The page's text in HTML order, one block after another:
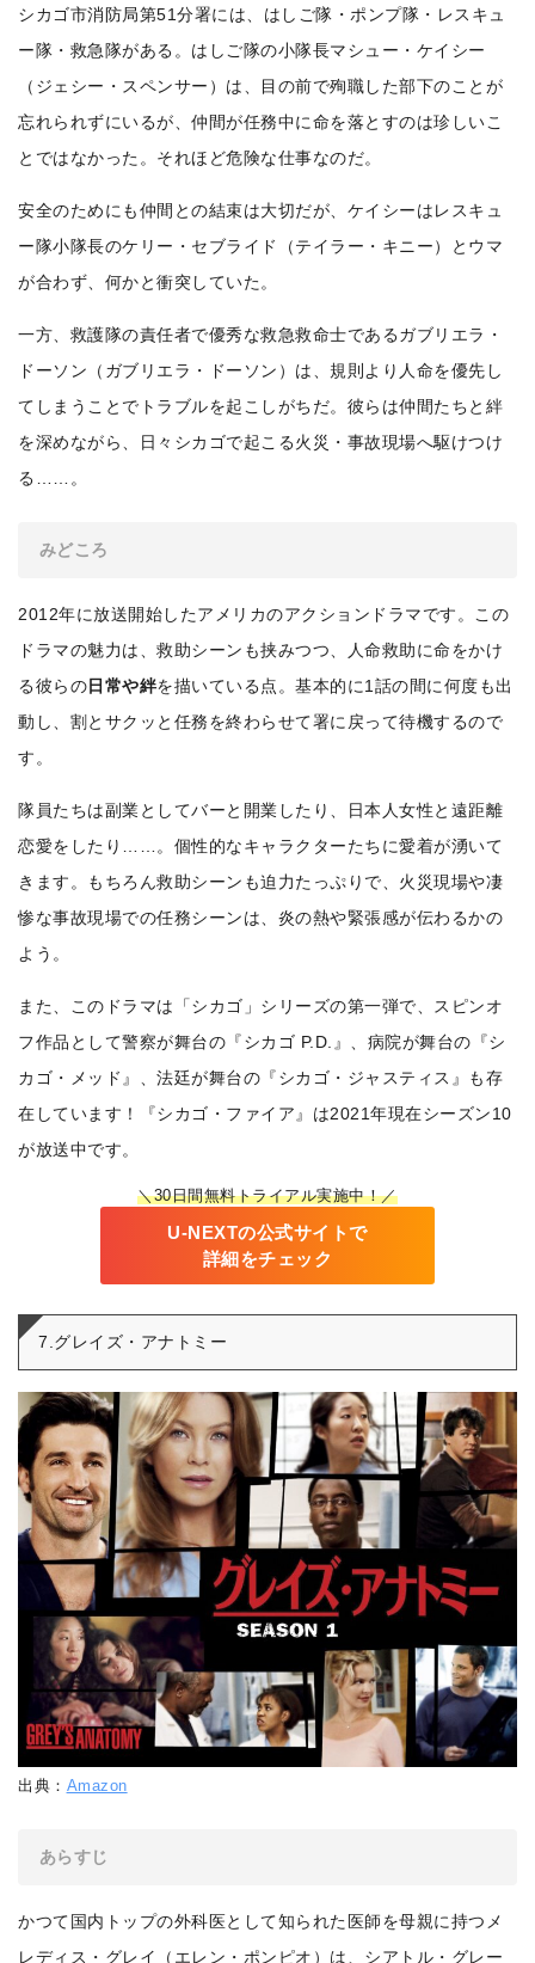
シカゴ市消防局第51分署には、はしご隊・ポンプ隊・レスキュ
ー隊・救急隊がある。はしご隊の小隊長マシュー・ケイシー
（ジェシー・スペンサー）は、目の前で殉職した部下のことが
忘れられずにいるが、仲間が任務中に命を落とすのは珍しいこ
とではなかった。それほど危険な仕事なのだ。
安全のためにも仲間との結束は大切だが、ケイシーはレスキュ
ー隊小隊長のケリー・セブライド（テイラー・キニー）とウマ
が合わず、何かと衝突していた。
一方、救護隊の責任者で優秀な救急救命士であるガブリエラ・
ドーソン（ガブリエラ・ドーソン）は、規則より人命を優先し
てしまうことでトラブルを起こしがちだ。彼らは仲間たちと絆
を深めながら、日々シカゴで起こる火災・事故現場へ駆けつけ
る……。
みどころ
2012年に放送開始したアメリカのアクションドラマです。この
ドラマの魅力は、救助シーンも挟みつつ、人命救助に命をかけ
る彼らの日常や絆を描いている点。基本的に1話の間に何度も出
動し、割とサクッと任務を終わらせて署に戻って待機するので
す。
隊員たちは副業としてバーと開業したり、日本人女性と遠距離
恋愛をしたり……。個性的なキャラクターたちに愛着が湧いて
きます。もちろん救助シーンも迫力たっぷりで、火災現場や凄
惨な事故現場での任務シーンは、炎の熱や緊張感が伝わるかの
よう。
また、このドラマは「シカゴ」シリーズの第一弾で、スピンオ
フ作品として警察が舞台の『シカゴ P.D.』、病院が舞台の『シ
カゴ・メッド』、法廷が舞台の『シカゴ・ジャスティス』も存
在しています！『シカゴ・ファイア』は2021年現在シーズン10
が放送中です。
＼30日間無料トライアル実施中！／
U-NEXTの公式サイトで
詳細をチェック
7.グレイズ・アナトミー
出典： Amazon
あらすじ
かつて国内トップの外科医として知られた医師を母親に持つメ
レディス・グレイ（エレン・ポンピオ）は、シアトル・グレー